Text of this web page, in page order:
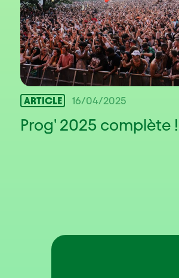
ARTICLE 16/04/2025
Prog' 2025 complète !